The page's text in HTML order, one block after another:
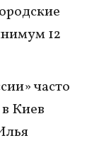
12
часто
Киев